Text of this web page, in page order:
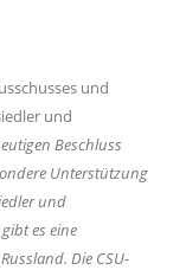
und
und
Beschluss
Unterstützung
und
es eine
Die CSU-